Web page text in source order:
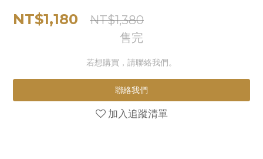
NT$1,180 NT$1,380
售完
若想購買，請聯絡我們。
聯絡我們
加入追蹤清單